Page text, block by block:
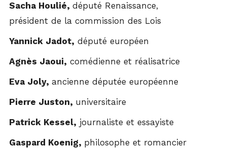
Sacha Houlié, député Renaissance,
président de la commission des Lois
Yannick Jadot, député européen
Agnès Jaoui, comédienne et réalisatrice
Eva Joly, ancienne députée européenne
Pierre Juston, universitaire
Patrick Kessel, journaliste et essayiste
Gaspard Koenig, philosophe et romancier